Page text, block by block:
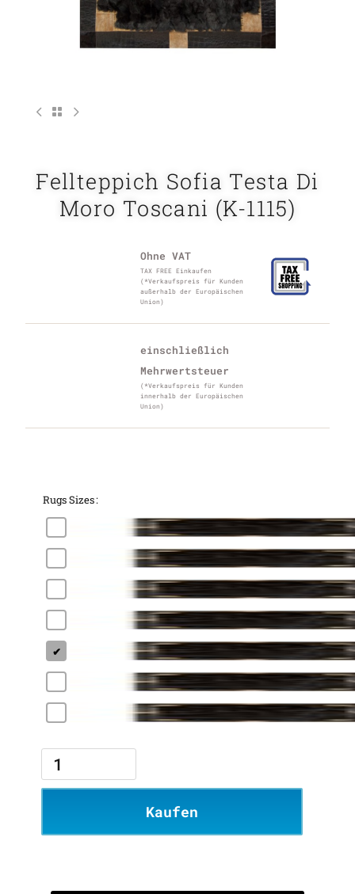
Fellteppich Sofia Testa Di
Moro Toscani (K-1115)
Ohne VAT
TAX FREE Einkaufen
(*Verkaufspreis für Kunden
außerhalb der Europäischen
Union)
einschließlich
Mehrwertsteuer
(*Verkaufspreis für Kunden
innerhalb der Europäischen
Union)
Rugs Sizes
Kaufen